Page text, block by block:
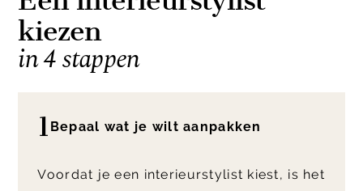
kiezen
in 4 stappen
1 Bepaal wat je wilt aanpakken
Voordat je een interieurstylist kiest, is het